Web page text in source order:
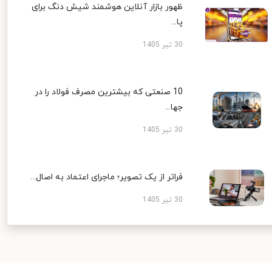
ظهور بازار آنلاین هوشمند شیش دنگ برای
پا...
30 تیر 1405
10 صنعتی که بیشترین مصرف فولاد را در
جها...
30 تیر 1405
فراتر از یک تصویر؛ ماجرای اعتماد به اصال...
30 تیر 1405